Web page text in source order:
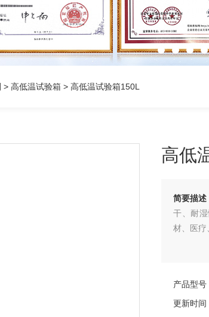
> 高低温试验箱 > 高低温试验箱150L
高低
简要描述
干、耐
材、医疗
产品型号
更新时间